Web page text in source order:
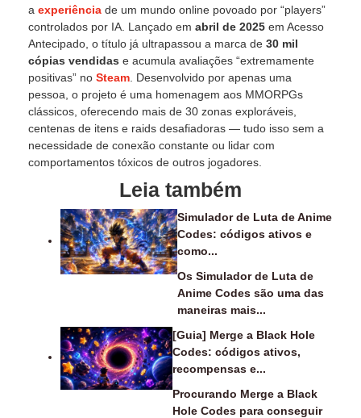
a experiência de um mundo online povoado por “players”
controlados por IA. Lançado em abril de 2025 em Acesso
Antecipado, o título já ultrapassou a marca de 30 mil
cópias vendidas e acumula avaliações “extremamente
positivas” no Steam . Desenvolvido por apenas uma
pessoa, o projeto é uma homenagem aos MMORPGs
clássicos, oferecendo mais de 30 zonas exploráveis,
centenas de itens e raids desafiadoras — tudo isso sem a
necessidade de conexão constante ou lidar com
comportamentos tóxicos de outros jogadores.
Leia também
Simulador de Luta de Anime
Codes: códigos ativos e
como...
Os Simulador de Luta de
Anime Codes são uma das
maneiras mais...
[Guia] Merge a Black Hole
Codes: códigos ativos,
recompensas e...
Procurando Merge a Black
Hole Codes para conseguir